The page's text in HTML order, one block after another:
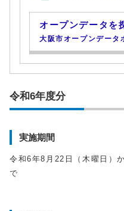
オープンデータを
大阪市オープンデータ
令和6年度分
実施期間
令和6年8月22日（木曜日）
で